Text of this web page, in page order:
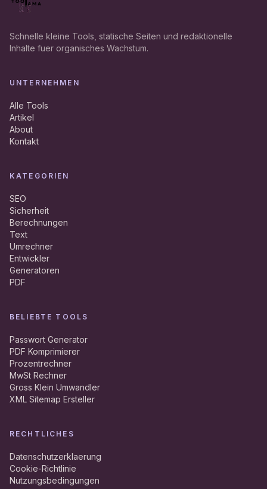
Schnelle kleine Tools, statische Seiten und redaktionelle
Inhalte fuer organisches Wachstum.
UNTERNEHMEN
Alle Tools
Artikel
About
Kontakt
KATEGORIEN
SEO
Sicherheit
Berechnungen
Text
Umrechner
Entwickler
Generatoren
PDF
BELIEBTE TOOLS
Passwort Generator
PDF Komprimierer
Prozentrechner
MwSt Rechner
Gross Klein Umwandler
XML Sitemap Ersteller
RECHTLICHES
Datenschutzerklaerung
Cookie-Richtlinie
Nutzungsbedingungen